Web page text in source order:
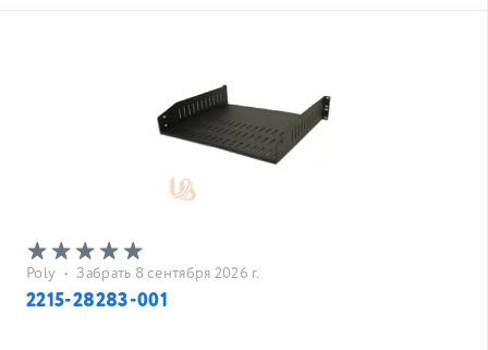
Poly • Забрать 8 сентября 2026 г.
2215-28283-001